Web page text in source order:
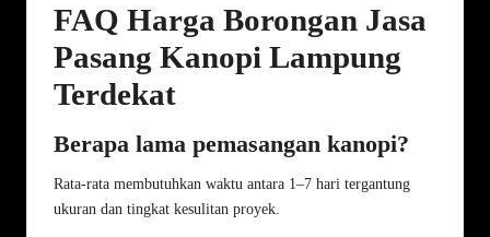
FAQ Harga Borongan Jasa
Pasang Kanopi Lampung
Terdekat
Berapa lama pemasangan kanopi?
Rata-rata membutuhkan waktu antara 1–7 hari tergantung
ukuran dan tingkat kesulitan proyek.